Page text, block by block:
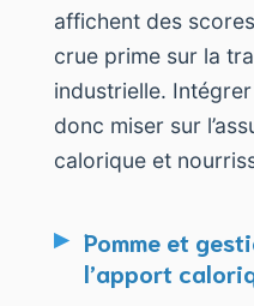
affichent des
crue prime sur la
industrielle.
donc miser sur
calorique et
Pomme et
l’apport